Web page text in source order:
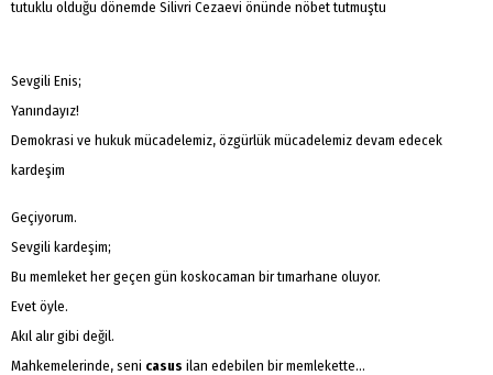
tutuklu olduğu dönemde Silivri Cezaevi önünde nöbet tutmuştu
​Sevgili Enis;
Yanındayız!
Demokrasi ve hukuk mücadelemiz, özgürlük mücadelemiz devam edecek
kardeşim
Geçiyorum.
Sevgili kardeşim;
Bu memleket her geçen gün koskocaman bir tımarhane oluyor.
Evet öyle.
Akıl alır gibi değil.
Mahkemelerinde, seni casus ilan edebilen bir memlekette...